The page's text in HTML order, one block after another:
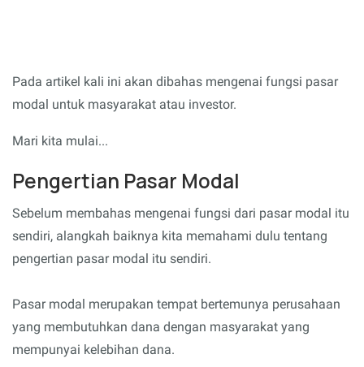
Pada artikel kali ini akan dibahas mengenai fungsi pasar
modal untuk masyarakat atau investor.
Mari kita mulai...
Pengertian Pasar Modal
Sebelum membahas mengenai fungsi dari pasar modal itu
sendiri, alangkah baiknya kita memahami dulu tentang
pengertian pasar modal itu sendiri.
Pasar modal merupakan tempat bertemunya perusahaan
yang membutuhkan dana dengan masyarakat yang
mempunyai kelebihan dana.